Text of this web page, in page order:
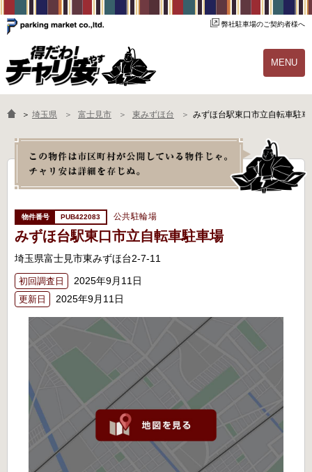
弊社駐車場のご契約者様へ
MENU
物件一覧 ご契約の流れ
よくあるご質問 駐輪場オーナー様へ
＞ 埼玉県 富士見市 東みずほ台 みずほ台駅東口市立自転車駐車
PUB422083 公共駐輪場
みずほ台駅東口市立自転車駐車場
埼玉県富士見市東みずほ台2-7-11
初回調査日 2025年9月11日
更新日 2025年9月11日